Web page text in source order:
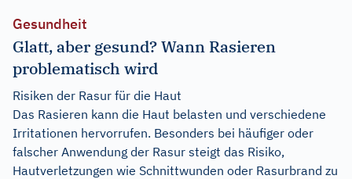
Gesundheit
Glatt, aber gesund? Wann Rasieren
problematisch wird
Risiken der Rasur für die Haut
Das Rasieren kann die Haut belasten und verschiedene
Irritationen hervorrufen. Besonders bei häufiger oder
falscher Anwendung der Rasur steigt das Risiko,
Hautverletzungen wie Schnittwunden oder Rasurbrand zu